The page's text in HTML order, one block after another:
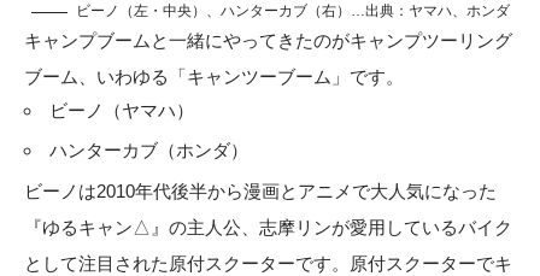
ビーノ（左・中央）、ハンターカブ（右）…出典：ヤマハ、ホンダ
キャンプブームと一緒にやってきたのがキャンプツーリング
ブーム、いわゆる「キャンツーブーム」です。
ビーノ（ヤマハ）
ハンターカブ（ホンダ）
ビーノは2010年代後半から漫画とアニメで大人気になった
『ゆるキャン△』の主人公、志摩リンが愛用しているバイク
として注目された原付スクーターです。原付スクーターでキ